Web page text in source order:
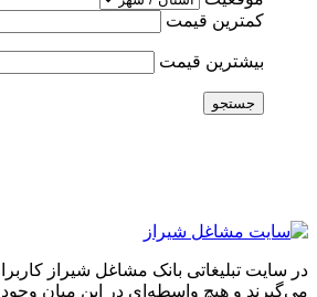
کمترین قیمت
بیشترین قیمت
جستجو
در سایت تبلیغاتی بانک مشاغل شیراز
می‌گیرند و هیچ واسطه‌ای در این میان